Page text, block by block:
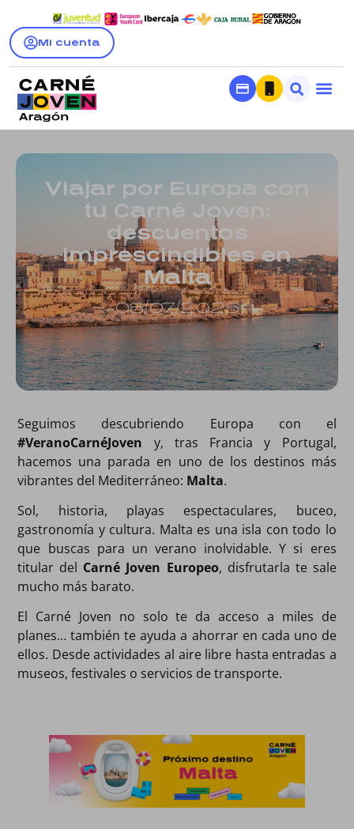
Mi cuenta
Viajar por Europa con
tu Carné Joven:
descuentos
imprescindibles en
Malta
08/07/2025
Seguimos descubriendo Europa con el
#VeranoCarnéJoven y, tras Francia y Portugal,
hacemos una parada en uno de los destinos más
vibrantes del Mediterráneo: Malta.
Sol, historia, playas espectaculares, buceo,
gastronomía y cultura. Malta es una isla con todo lo
que buscas para un verano inolvidable. Y si eres
titular del Carné Joven Europeo, disfrutarla te sale
mucho más barato.
El Carné Joven no solo te da acceso a miles de
planes… también te ayuda a ahorrar en cada uno de
ellos. Desde actividades al aire libre hasta entradas a
museos, festivales o servicios de transporte.